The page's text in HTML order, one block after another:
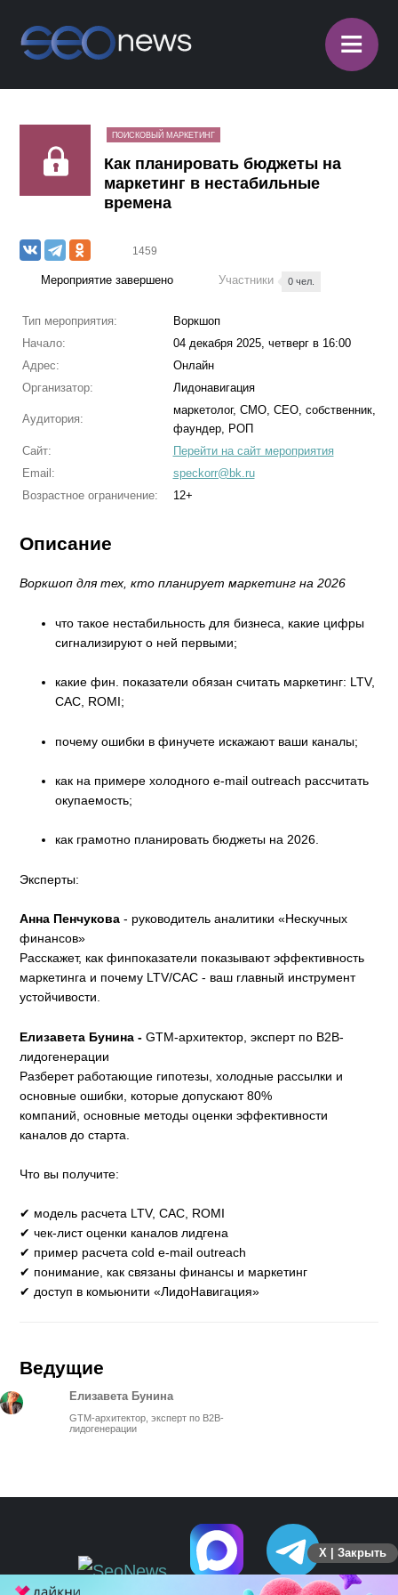
≡
ПОИСКОВЫЙ МАРКЕТИНГ
Как планировать бюджеты на
маркетинг в нестабильные
времена
1459
Мероприятие завершено Участники 0 чел.
Тип мероприятия:
Воркшоп
Начало:
04 декабря 2025, четверг в 16:00
Адрес:
Онлайн
Организатор:
Лидонавигация
Аудитория:
маркетолог, CMO, CEO, собственник,
фаундер, РОП
Сайт:
Перейти на сайт мероприятия
Email:
speckorr@bk.ru
Возрастное ограничение:
12+
Описание
Воркшоп для тех, кто планирует маркетинг на 2026
что такое нестабильность для бизнеса, какие цифры
сигнализируют о ней первыми;
какие фин. показатели обязан считать маркетинг: LTV,
CAC, ROMI;
почему ошибки в финучете искажают ваши каналы;
как на примере холодного e-mail outreach рассчитать
окупаемость;
как грамотно планировать бюджеты на 2026.
Эксперты:
Анна Пенчукова - руководитель аналитики «Нескучных
финансов»
Расскажет, как финпоказатели показывают эффективность
маркетинга и почему LTV/CAC - ваш главный инструмент
устойчивости.
Елизавета Бунина -GTM-архитектор, эксперт по B2B-
лидогенерации
Разберет работающие гипотезы, холодные рассылки и
основные ошибки, которые допускают 80%
компаний, основные методы оценки эффективности
каналов до старта.
Что вы получите:
✔ модель расчета LTV, CAC, ROMI
✔ чек-лист оценки каналов лидгена
✔ пример расчета cold e-mail outreach
✔ понимание, как связаны финансы и маркетинг
✔ доступ в комьюнити «ЛидоНавигация»
Ведущие
Елизавета Бунина
GTM-архитектор, эксперт по B2B-
лидогенерации
X | Закрыть